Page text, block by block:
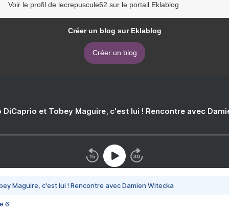
Voir le profil de lecrepuscule62 sur le portail Eklablog
Créer un blog sur Eklablog
Créer un blog
DiCaprio et Tobey Maguire, c'est lui ! Rencontre avec
Maguire, c'est lui ! Rencontre avec Damien Witecka
6